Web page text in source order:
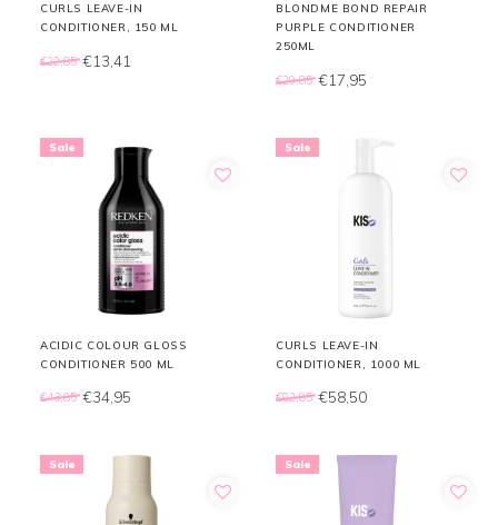
CURLS LEAVE-IN
CONDITIONER, 150 ML
€22,85 €13,41
BLONDME BOND REPAIR
PURPLE CONDITIONER
250ML
€29,85 €17,95
Sale
ACIDIC COLOUR GLOSS
CONDITIONER 500 ML
€43,85 €34,95
Sale
CURLS LEAVE-IN
CONDITIONER, 1000 ML
€82,85 €58,50
Sale Sale